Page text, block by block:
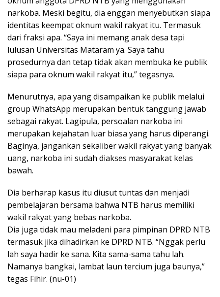
narkoba. Meski begitu, dia enggan menyebutkan siapa
identitas keempat oknum wakil rakyat itu. Termasuk
dari fraksi apa. “Saya ini memang anak desa tapi
lulusan Universitas Mataram ya. Saya tahu
prosedurnya dan tetap tidak akan membuka ke publik
siapa para oknum wakil rakyat itu,” tegasnya.
Menurutnya, apa yang disampaikan ke publik melalui
group WhatsApp merupakan bentuk tanggung jawab
sebagai rakyat. Lagipula, persoalan narkoba ini
merupakan kejahatan luar biasa yang harus diperangi.
Baginya, jangankan sekaliber wakil rakyat yang banyak
uang, narkoba ini sudah diakses masyarakat kelas
bawah.
Dia berharap kasus itu diusut tuntas dan menjadi
pembelajaran bersama bahwa NTB harus memiliki
wakil rakyat yang bebas narkoba.
Dia juga tidak mau meladeni para pimpinan DPRD NTB
termasuk jika dihadirkan ke DPRD NTB. “Nggak perlu
lah saya hadir ke sana. Kita sama-sama tahu lah.
Namanya bangkai, lambat laun tercium juga baunya,”
tegas Fihir. (nu-01)